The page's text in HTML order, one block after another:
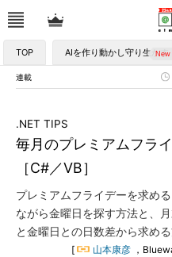
TOP AIを作り動かし守り生かす
連載
毎月のプレミアムフラ
［C#／VB］
.NET TIPS
プレミアムフライデーを求め
ながら金曜日を探す方法と、
と金曜日との日数差から求める
[ 山本康彦 ，